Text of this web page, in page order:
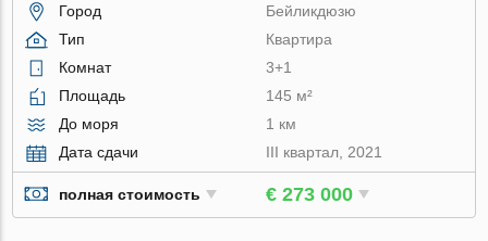
Город
Бейликдюзю
Тип
Квартира
Комнат
3+1
Площадь
145 м²
До моря
1 км
Дата сдачи
III квартал, 2021
полная стоимость € 273 000